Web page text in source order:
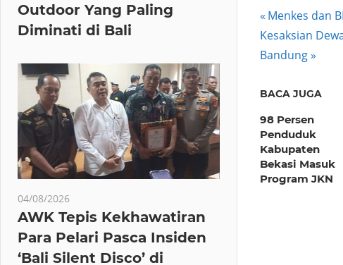
Post
Previous
Post:
Menkes dan
Next
Post:
Kesaksian
Bandung
BACA JUGA
98 Persen
Penduduk
Kabupaten
Bekasi Masuk
Program JKN
Outdoor Yang Paling
Diminati di Bali
04/08/2026
AWK Tepis Kekhawatiran
Para Pelari Pasca Insiden
‘Bali Silent Disco’ di